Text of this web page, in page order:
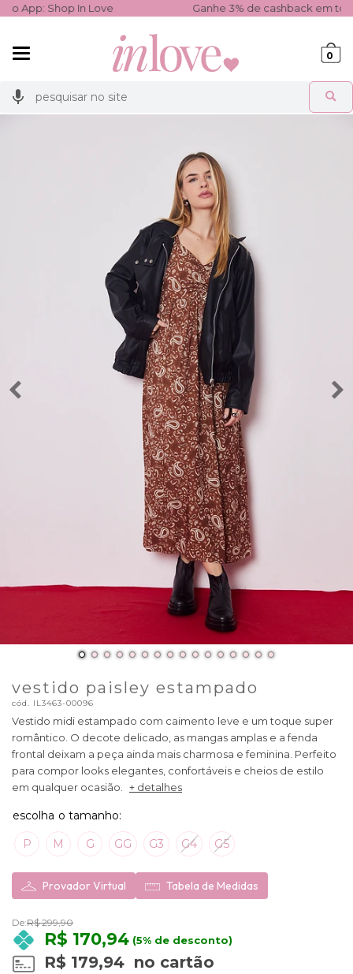
Ganhe 3% de cashback em todas as compras!
0
Busca
vestido paisley estampado
cód. IL3463-00096
Vestido midi estampado com caimento leve e um toque super
romântico. O decote delicado, as mangas amplas e a fenda
frontal deixam a peça ainda mais charmosa e feminina. Perfeito
para compor looks elegantes, confortáveis e cheios de estilo
em qualquer ocasião.
+ detalhes
P M G GG G3 G4 G5
Provador Virtual Tabela de Medidas
De:R$ 299,90
R$ 170,94 (5% de desconto)
R$ 179,94 no cartão